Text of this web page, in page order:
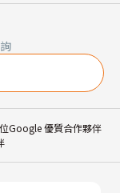
Google 優質合作夥伴